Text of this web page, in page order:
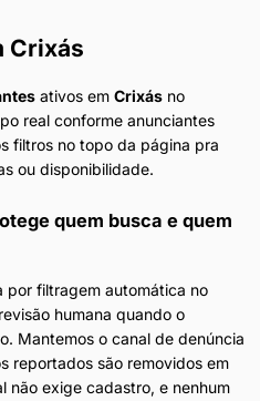
Crixás
ativos em Crixásno
real conforme anunciantes
filtros no topo da página pra
ou disponibilidade.
quem busca e quem
por filtragem automática no
humana quando o
Mantemos o canal de denúncia
reportados são removidos em
não exige cadastro, e nenhum